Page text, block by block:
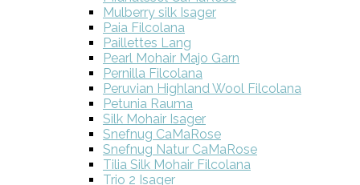
Mulberry silk Isager
Paia Filcolana
Paillettes Lang
Pearl Mohair Majo Garn
Pernilla Filcolana
Peruvian Highland Wool Filcolana
Petunia Rauma
Silk Mohair Isager
Snefnug CaMaRose
Snefnug Natur CaMaRose
Tilia Silk Mohair Filcolana
Trio 2 Isager